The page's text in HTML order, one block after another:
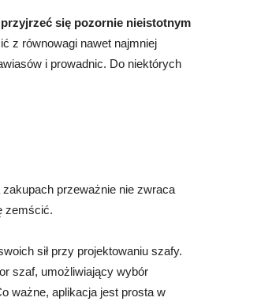
się pozornie nieistotnym
z równowagi nawet najmniej
i prowadnic. Do niektórych
przeważnie nie zwraca
zemścić.
sił przy projektowaniu szafy.
szaf, umożliwiający wybór
ważne, aplikacja jest prosta w